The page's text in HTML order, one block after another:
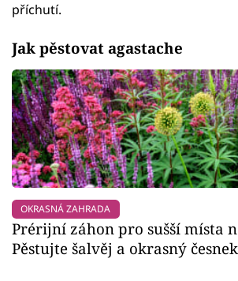
příchutí.
Jak pěstovat agastache
OKRASNÁ ZAHRADA
Prérijní záhon pro sušší místa
Pěstujte šalvěj a okrasný česnek